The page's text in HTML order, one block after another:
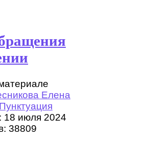
Елена
Пунктуация
18 июля 2024
38809